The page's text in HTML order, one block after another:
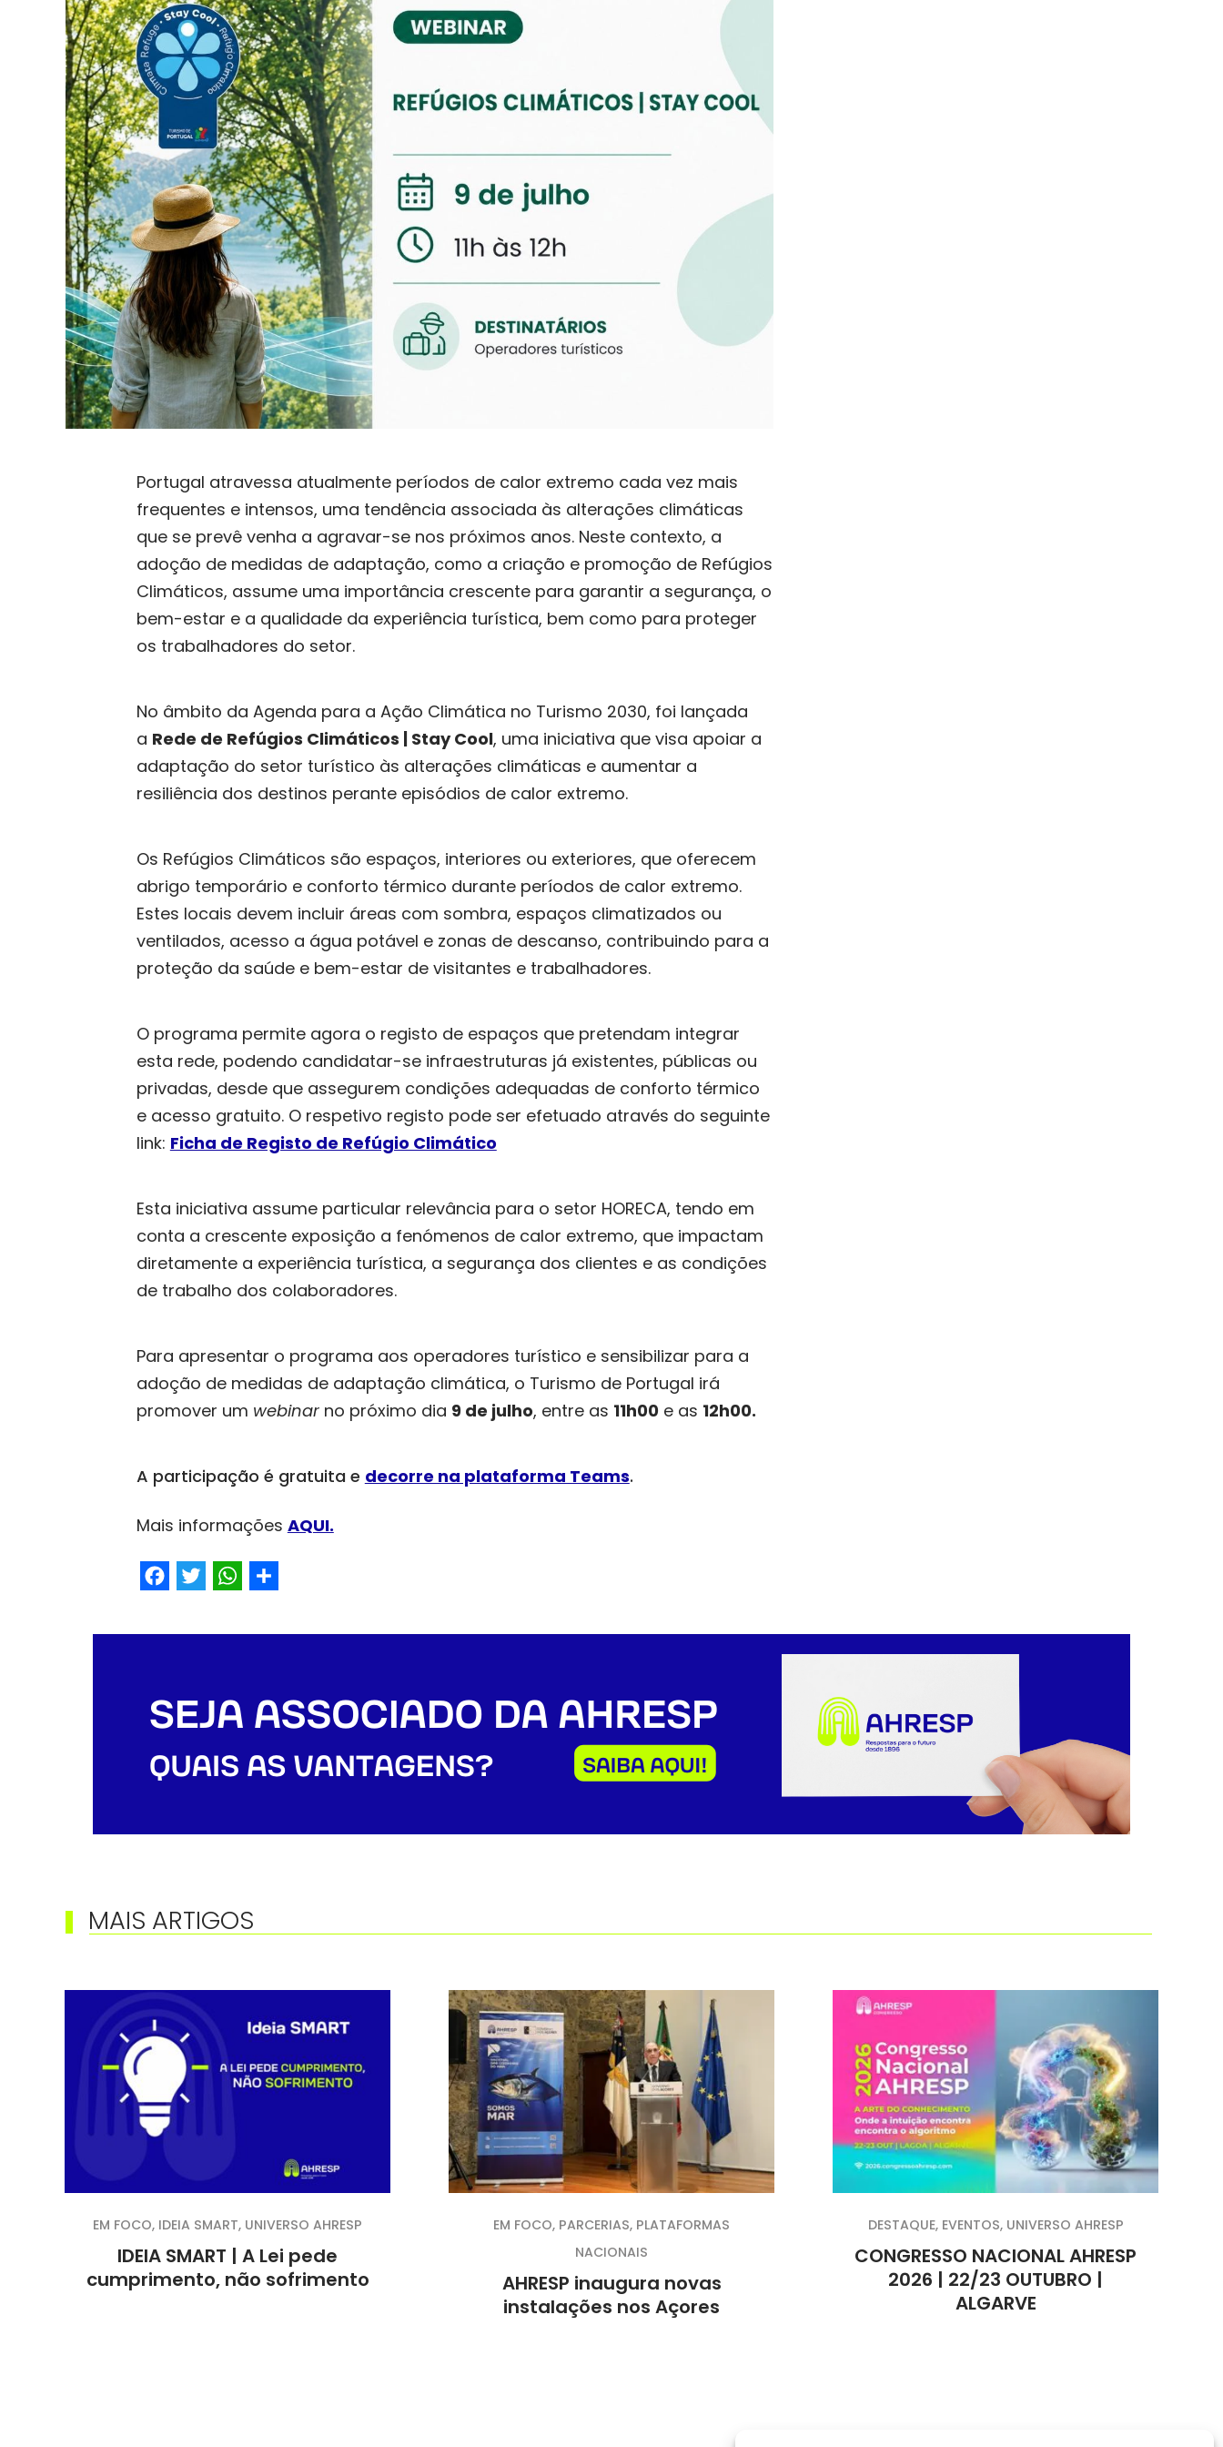
Portugal atravessa atualmente períodos de calor extremo cada vez mais
frequentes e intensos, uma tendência associada às alterações climáticas
que se prevê venha a agravar-se nos próximos anos. Neste contexto, a
adoção de medidas de adaptação, como a criação e promoção de Refúgios
Climáticos, assume uma importância crescente para garantir a segurança, o
bem-estar e a qualidade da experiência turística, bem como para proteger
os trabalhadores do setor.
No âmbito da Agenda para a Ação Climática no Turismo 2030, foi lançada
a Rede de Refúgios Climáticos | Stay Cool, uma iniciativa que visa apoiar a
adaptação do setor turístico às alterações climáticas e aumentar a
resiliência dos destinos perante episódios de calor extremo.
Os Refúgios Climáticos são espaços, interiores ou exteriores, que oferecem
abrigo temporário e conforto térmico durante períodos de calor extremo.
Estes locais devem incluir áreas com sombra, espaços climatizados ou
ventilados, acesso a água potável e zonas de descanso, contribuindo para a
proteção da saúde e bem-estar de visitantes e trabalhadores.
O programa permite agora o registo de espaços que pretendam integrar
esta rede, podendo candidatar-se infraestruturas já existentes, públicas ou
privadas, desde que assegurem condições adequadas de conforto térmico
e acesso gratuito. O respetivo registo pode ser efetuado através do seguinte
link: Ficha de Registo de Refúgio Climático
Esta iniciativa assume particular relevância para o setor HORECA, tendo em
conta a crescente exposição a fenómenos de calor extremo, que impactam
diretamente a experiência turística, a segurança dos clientes e as condições
de trabalho dos colaboradores.
Para apresentar o programa aos operadores turístico e sensibilizar para a
adoção de medidas de adaptação climática, o Turismo de Portugal irá
promover um webinar no próximo dia 9 de julho, entre as 11h00e as 12h00.
A participação é gratuita e decorre na plataforma Teams​.
Mais informações AQUI.
Facebook
TwitterWhatsApp
MAIS ARTIGOS
IDEIA SMART | A Lei pede
cumprimento, não sofrimento
EM FOCO, IDEIA SMART, UNIVERSO AHRESP
AHRESP inaugura novas
instalações nos Açores
EM FOCO, PARCERIAS, PLATAFORMAS
NACIONAIS
CONGRESSO NACIONAL AHRESP
2026 | 22/23 OUTUBRO |
ALGARVE
DESTAQUE, EVENTOS, UNIVERSO AHRESP